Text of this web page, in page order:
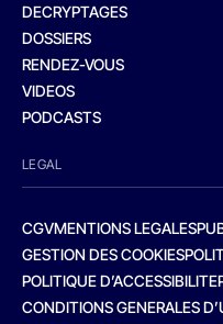
DECRYPTAGES
DOSSIERS
RENDEZ-VOUS
VIDEOS
PODCASTS
LEGAL
CGVMENTIONS LEGALES
GESTION DES COOKIES
POLITIQUE D’ACCESSIBILITE
CONDITIONS GENERALES